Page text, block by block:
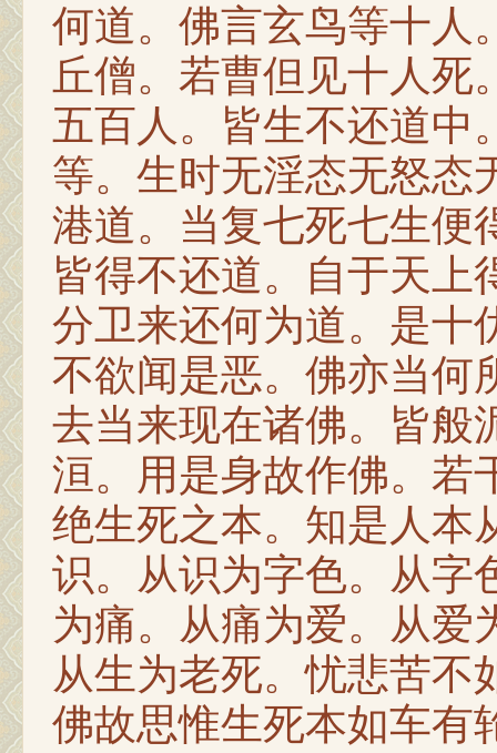
何道。佛言玄鸟等十人
丘僧。若曹但见十人死
五百人。皆生不还道中
等。生时无淫态无怒态
港道。当复七死七生便
皆得不还道。自于天上
分卫来还何为道。是十
不欲闻是恶。佛亦当何
去当来现在诸佛。皆般
洹。用是身故作佛。若
绝生死之本。知是人本
识。从识为字色。从字
为痛。从痛为爱。从爱
从生为老死。忧悲苦不
佛故思惟生死本如车有